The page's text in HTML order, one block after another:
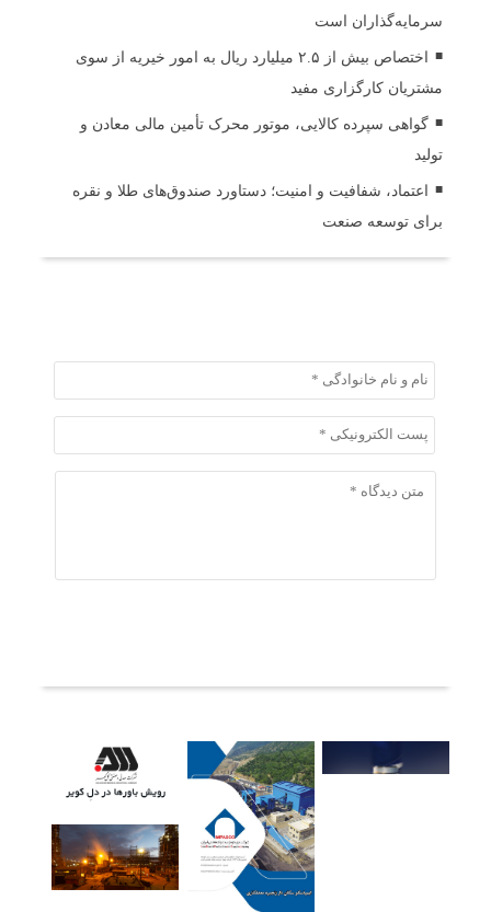
سرمایه‌گذاران است
اختصاص بیش از ۲.۵ میلیارد ریال به امور خیریه از سوی
مشتریان کارگزاری مفید
گواهی سپرده کالایی، موتور محرک تأمین مالی معادن و
تولید
اعتماد، شفافیت و امنیت؛ دستاورد صندوق‌های طلا و نقره
برای توسعه صنعت